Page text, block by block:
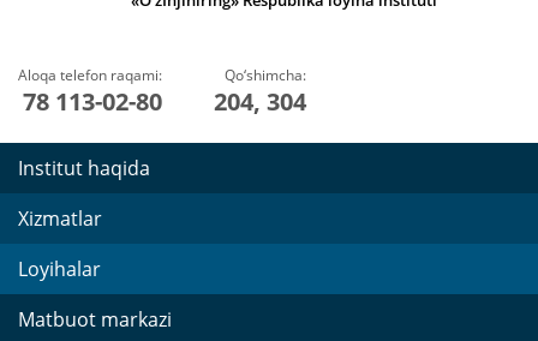
Aloqa telefon raqami:
78 113-02-80
Qo‘shimcha:
204, 304
Institut haqida
Xizmatlar
Loyihalar
Matbuot markazi